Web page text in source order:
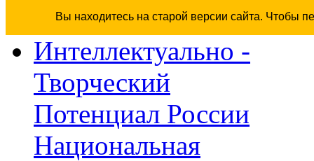
Вы находитесь на старой версии сайта. Чтобы
Интеллектуально -
Творческий
Потенциал России
Национальная